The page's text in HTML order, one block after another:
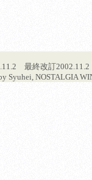
最終改訂
Syuhei, NOSTALGIA